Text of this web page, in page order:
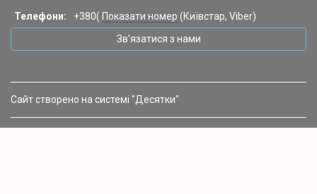
Телефони: +380( Показати номер (Київстар, Viber)
Зв’язатися з нами
Сайт створено на системі "Десятки"